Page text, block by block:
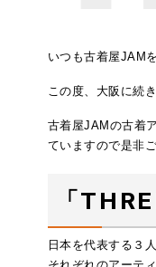
いつも古着屋JAM
この度、大阪に続
古着屋JAMの古着
ていますので是非
「
日本を代表する３